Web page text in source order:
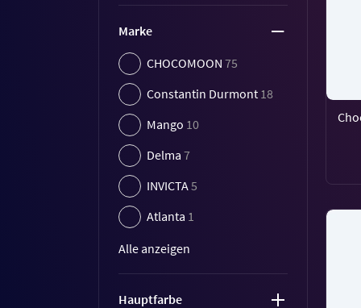
Marke
CHOCOMOON 75
Constantin Durmont 18
Mango 10
Delma 7
INVICTA5
Atlanta 1
Alle anzeigen
Hauptfarbe